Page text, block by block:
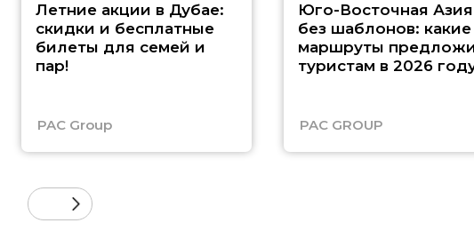
Летние акции в Дубае:
скидки и бесплатные
билеты для семей и
пар!
PAC Group
Юго-Восточная Азия
без шаблонов: какие
маршруты
туристам в 2026
PAC GROUP